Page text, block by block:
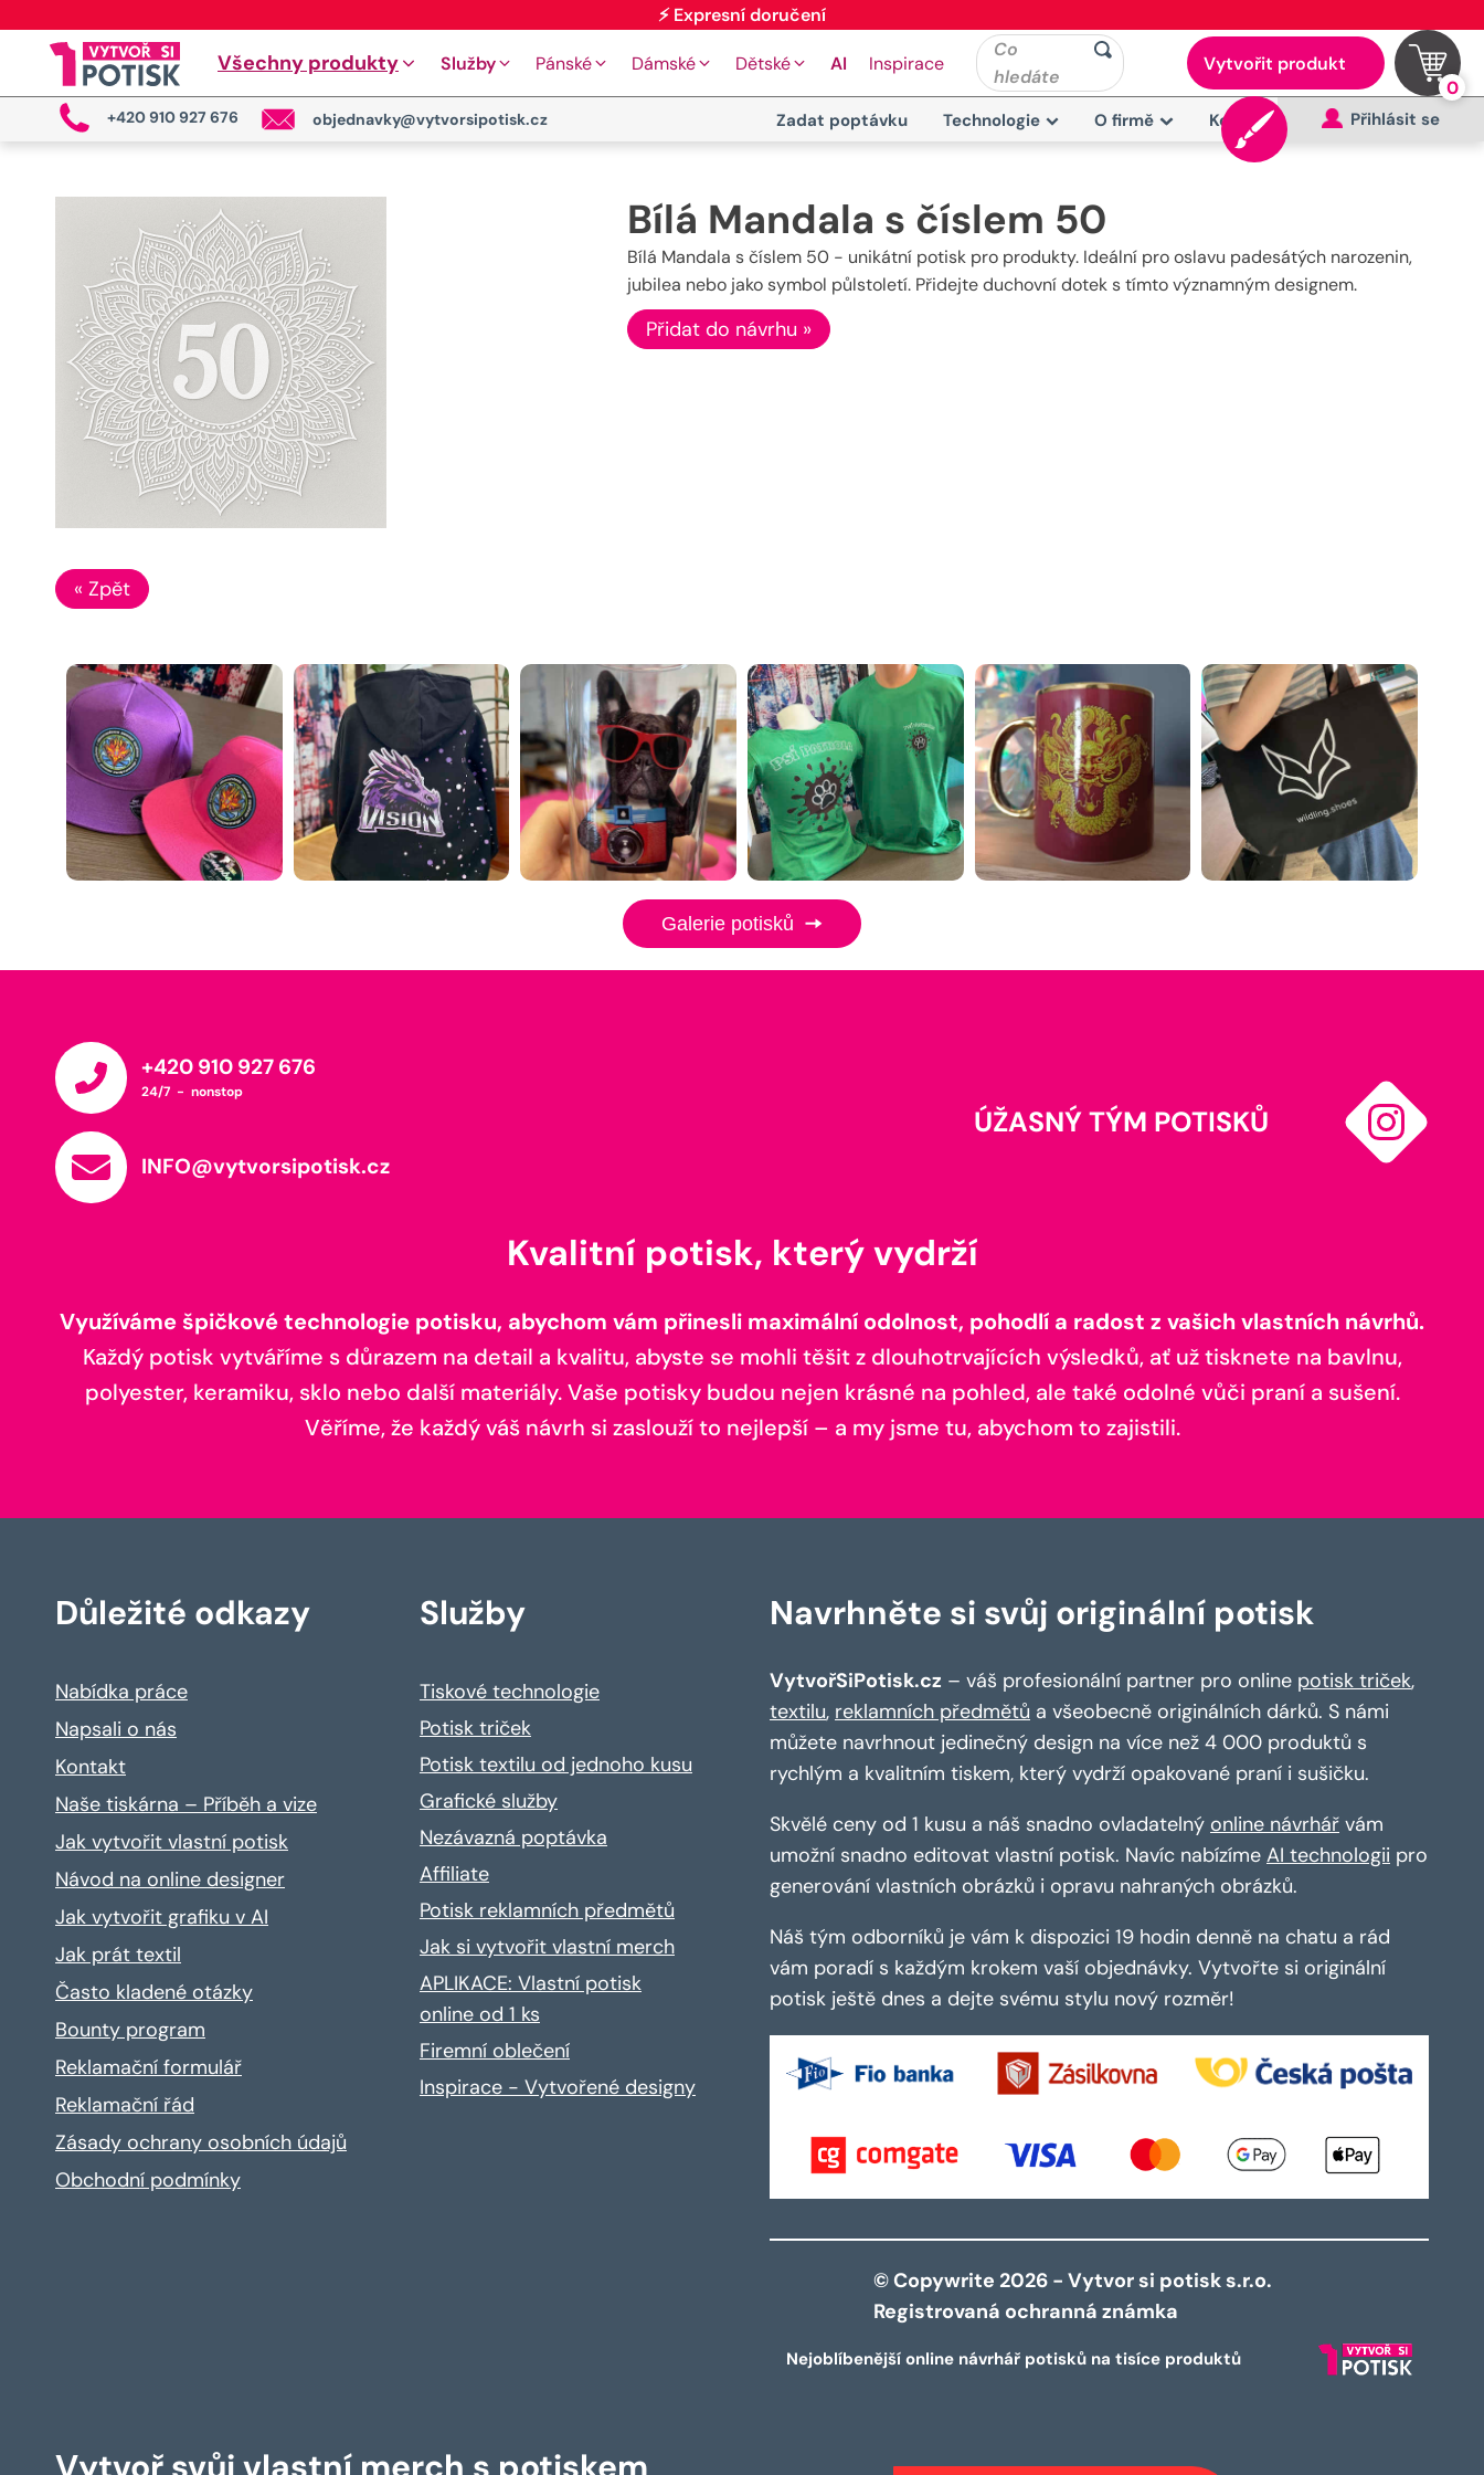
⚡ Expresní doručení
Všechny produkty Služby Pánské Dámské Dětské AI Inspirace
Co
hledáte
Vytvořit produkt
0
+420 910 927 676 objednavky@vytvorsipotisk.cz Zadat poptávku Technologie O firmě Kontakt Přihlásit se
Bílá Mandala s číslem 50
Bílá Mandala s číslem 50 - unikátní potisk pro produkty. Ideální pro oslavu padesátých narozenin,
jubilea nebo jako symbol půlstoletí. Přidejte duchovní dotek s tímto významným designem.
Přidat do návrhu »
« Zpět
Galerie potisků
+420 910 927 676
24/7 - nonstop
INFO@vytvorsipotisk.cz
ÚŽASNÝ TÝM POTISKŮ
Kvalitní potisk, který vydrží
Využíváme špičkové technologie potisku, abychom vám přinesli maximální odolnost, pohodlí a radost z vašich vlastních návrhů.
Každý potisk vytváříme s důrazem na detail a kvalitu, abyste se mohli těšit z dlouhotrvajících výsledků, ať už tisknete na bavlnu,
polyester, keramiku, sklo nebo další materiály. Vaše potisky budou nejen krásné na pohled, ale také odolné vůči praní a sušení.
Věříme, že každý váš návrh si zaslouží to nejlepší – a my jsme tu, abychom to zajistili.
Důležité odkazy
Nabídka práce
Napsali o nás
Kontakt
Naše tiskárna – Příběh a vize
Jak vytvořit vlastní potisk
Návod na online designer
Jak vytvořit grafiku v AI
Jak prát textil
Často kladené otázky
Bounty program
Reklamační formulář
Reklamační řád
Zásady ochrany osobních údajů
Obchodní podmínky
Služby
Tiskové technologie
Potisk triček
Potisk textilu od jednoho kusu
Grafické služby
Nezávazná poptávka
Affiliate
Potisk reklamních předmětů
Jak si vytvořit vlastní merch
APLIKACE: Vlastní potisk
online od 1 ks
Firemní oblečení
Inspirace - Vytvořené designy
Navrhněte si svůj originální potisk
VytvořSiPotisk.cz – váš profesionální partner pro online potisk triček,
textilu, reklamních předmětů a všeobecně originálních dárků. S námi
můžete navrhnout jedinečný design na více než 4 000 produktů s
rychlým a kvalitním tiskem, který vydrží opakované praní i sušičku.
Skvělé ceny od 1 kusu a náš snadno ovladatelný online návrhář vám
umožní snadno editovat vlastní potisk. Navíc nabízíme AI technologii pro
generování vlastních obrázků i opravu nahraných obrázků.
Náš tým odborníků je vám k dispozici 19 hodin denně na chatu a rád
vám poradí s každým krokem vaší objednávky. Vytvořte si originální
potisk ještě dnes a dejte svému stylu nový rozměr!
© Copywrite 2026 - Vytvor si potisk s.r.o.
Registrovaná ochranná známka
Nejoblíbenější online návrhář potisků na tisíce produktů